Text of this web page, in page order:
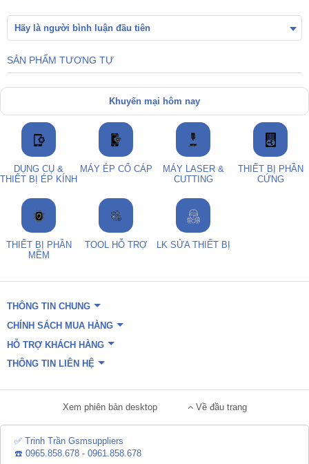
Hãy là người bình luận đầu tiên
SẢN PHẨM TƯƠNG TỰ
Khuyến mại hôm nay
DỤNG CỤ &
THIẾT BỊ ÉP KÍNH
MÁY ÉP CỔ CÁP
MÁY LASER &
CUTTING
THIẾT BỊ PHẦN
CỨNG
THIẾT BỊ PHẦN
MỀM
TOOL HỖ TRỢ LK SỬA THIẾT BỊ
THÔNG TIN CHUNG
CHÍNH SÁCH MUA HÀNG
HỖ TRỢ KHÁCH HÀNG
THÔNG TIN LIÊN HỆ
Xem phiên bản desktop Về đầu trang
✅ Trinh Trần Gsmsuppliers
☎️ 0965.858.678 - 0961.858.678